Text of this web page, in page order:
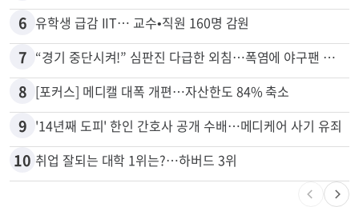
6 유학생 급감 IIT… 교수•직원 160명 감원
7 “경기 중단시켜!” 심판진 다급한 외침…폭염에 야구팬 쓰러졌다
8 [포커스] 메디캘 대폭 개편…자산한도 84% 축소
9 '14년째 도피' 한인 간호사 공개 수배…메디케어 사기 유죄
10 취업 잘되는 대학 1위는?…하버드 3위